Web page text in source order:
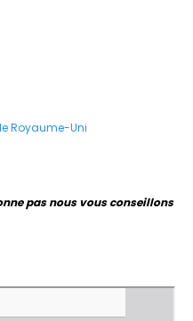
Royaume-Uni
pas nous vous conseillons